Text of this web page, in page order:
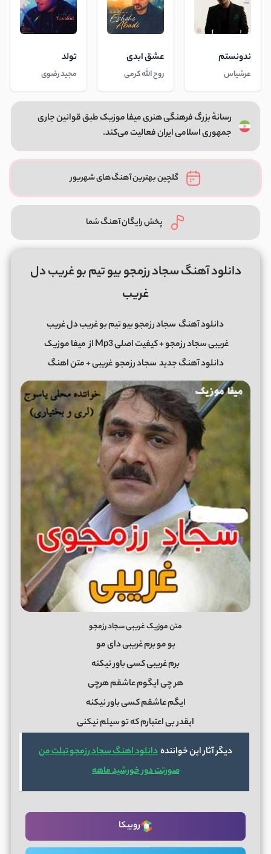
ندونستم
عرشیاس
عشق ابدی
روح الله کرمی
تولد
مجید رضوی
رسانهٔ بزرگ فرهنگی هنری میفا موزیک طبق قوانین جاری
جمهوری اسلامی ایران فعالیت می‌کند.
گلچین بهترین آهنگ‌های شهریور
پخش رایگان آهنگ شما
دانلود آهنگ سجاد رزمجو بیو تیم بو غریب دل
غریب
دانلود آهنگ سجاد رزمجو بیو تیم بو غریب دل غریب
غریبی سجاد رزمجو + کیفیت اصلی Mp3 از
میفا موزیک
دانلود آهنگ جدید سجاد رزمجوغریبی + متن اهنگ
متن موزیک غریبی سجاد رزمجو
بو مو برم غریبی دای مو
برم غریبی کسی باور نیکنه
هر چی ایگوم عاشقم هرچی
ایگم عاشقم کسی باور نیکنه
ایقدر بی اعتبارم که تو سیلم نیکنی
دیگر آثار این خوانندهدانلود اهنگ سجاد رزمجو تیلت من
صورتت دور خورشید ماهه
روبیکا